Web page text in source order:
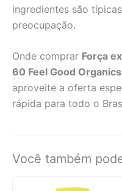
ingredientes são
preocupação.
Onde comprar Força
60 Feel Good Organics
aproveite a oferta
rápida para todo o
Você também